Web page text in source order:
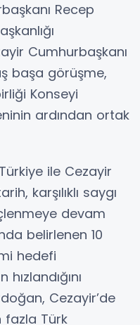
Recep
Cumhurbaşkanı
başa görüşme,
Konseyi
ardından ortak
ile Cezayir
karşılıklı saygı
devam
belirlenen 10
hedefi
Cezayir’de
fazla Türk